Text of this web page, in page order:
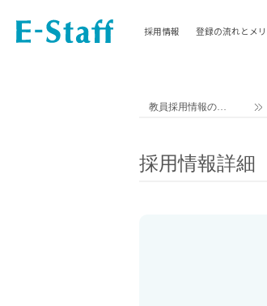
採用情報 登録の流れとメ
教員採用情報のイ
採用情報詳細